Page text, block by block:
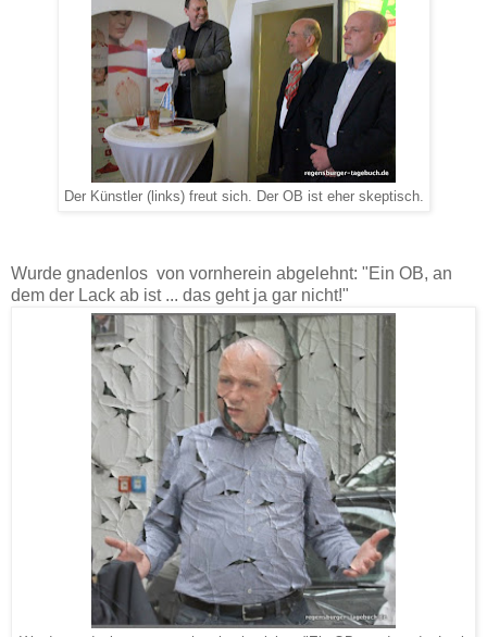
Der Künstler (links) freut sich. Der OB ist eher skeptisch.
Wurde gnadenlos von vornherein abgelehnt: "Ein OB, an
dem der Lack ab ist ... das geht ja gar nicht!"